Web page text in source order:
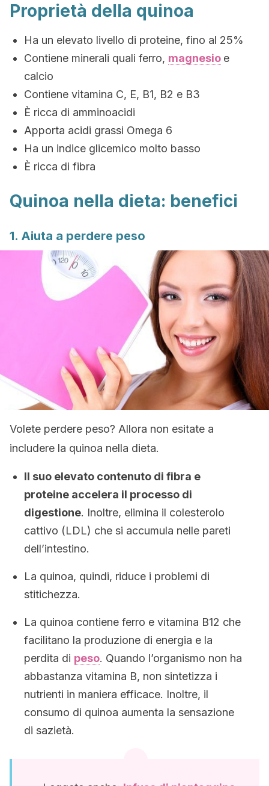
Proprietà della quinoa
Ha un elevato livello di proteine, fino al 25%
Contiene minerali quali ferro, magnesio e
calcio
Contiene vitamina C, E, B1, B2 e B3
È ricca di amminoacidi
Apporta acidi grassi Omega 6
Ha un indice glicemico molto basso
È ricca di fibra
Quinoa nella dieta: benefici
1. Aiuta a perdere peso
Volete perdere peso? Allora non esitate a
includere la quinoa nella dieta.
Il suo elevato contenuto di fibra e
proteine accelera il processo di
digestione. Inoltre, elimina il colesterolo
cattivo (LDL) che si accumula nelle pareti
dell’intestino.
La quinoa, quindi, riduce i problemi di
stitichezza.
La quinoa contiene ferro e vitamina B12 che
facilitano la produzione di energia e la
perdita di peso. Quando l’organismo non ha
abbastanza vitamina B, non sintetizza i
nutrienti in maniera efficace. Inoltre, il
consumo di quinoa aumenta la sensazione
di sazietà.